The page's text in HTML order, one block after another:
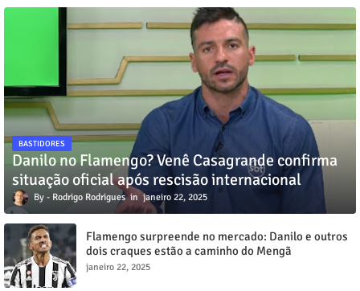
BASTIDORES
Danilo no Flamengo? Venê Casagrande confirma
situação oficial após rescisão internacional
Rodrigo Rodrigues janeiro 22, 2025
Flamengo surpreende no mercado: Danilo e outros
dois craques estão a caminho do Mengã
janeiro 22, 2025